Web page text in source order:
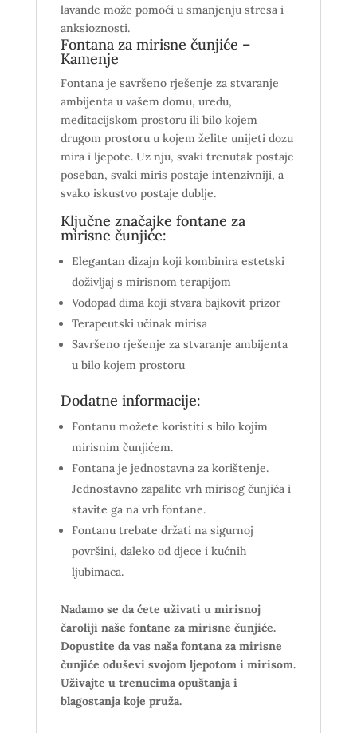
lavande može pomoći u smanjenju stresa i
anksioznosti.
Fontana za mirisne čunjiće –
Kamenje
Fontana je savršeno rješenje za stvaranje
ambijenta u vašem domu, uredu,
meditacijskom prostoru ili bilo kojem
drugom prostoru u kojem želite unijeti dozu
mira i ljepote. Uz nju, svaki trenutak postaje
poseban, svaki miris postaje intenzivniji, a
svako iskustvo postaje dublje.
Ključne značajke fontane za
mirisne čunjiće:
Elegantan dizajn koji kombinira estetski
doživljaj s mirisnom terapijom
Vodopad dima koji stvara bajkovit prizor
Terapeutski učinak mirisa
Savršeno rješenje za stvaranje ambijenta
u bilo kojem prostoru
Dodatne informacije:
Fontanu možete koristiti s bilo kojim
mirisnim čunjićem.
Fontana je jednostavna za korištenje.
Jednostavno zapalite vrh mirisog čunjića i
stavite ga na vrh fontane.
Fontanu trebate držati na sigurnoj
površini, daleko od djece i kućnih
ljubimaca.
Nadamo se da ćete uživati u mirisnoj
čaroliji naše fontane za mirisne čunjiće.
Dopustite da vas naša fontana za mirisne
čunjiće oduševi svojom ljepotom i mirisom.
Uživajte u trenucima opuštanja i
blagostanja koje pruža.